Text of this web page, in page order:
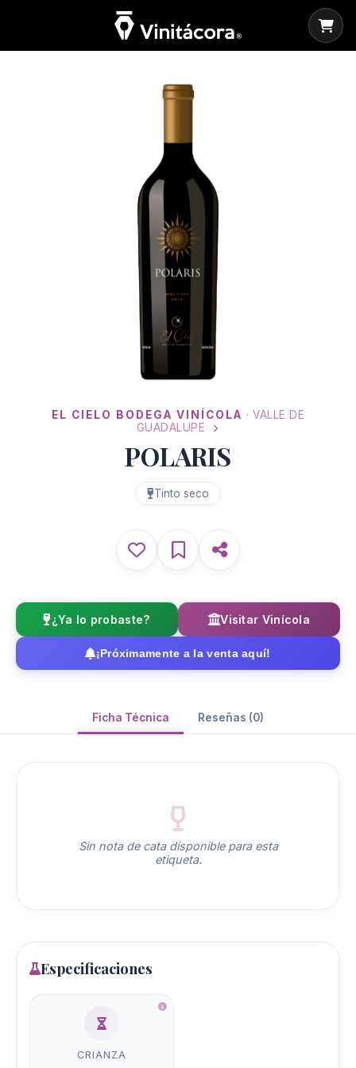
EL CIELO BODEGA VINÍCOLA · VALLE DE
GUADALUPE
POLARIS
Tinto seco
¿Ya lo probaste? Visitar Vinícola
¡Próximamente a la venta aquí!
Ficha Técnica Reseñas (0)
Sin nota de cata disponible para esta
etiqueta.
Especificaciones
CRIANZA